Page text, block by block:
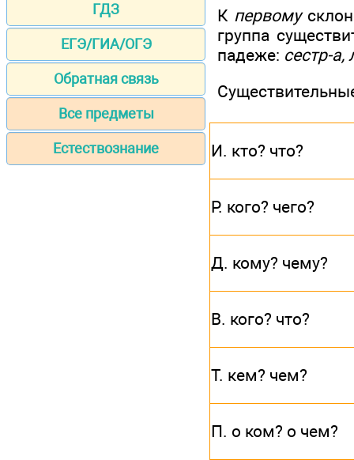
ГДЗ
ЕГЭ/ГИА/ОГЭ
Обратная связь
Все предметы
Естествознание
К первому
группа
падеже: сестр-
И. кто? что?
Р. кого? чего?
Д. кому? чему?
В. кого? что?
Т. кем? чем?
П. о ком? о чем?